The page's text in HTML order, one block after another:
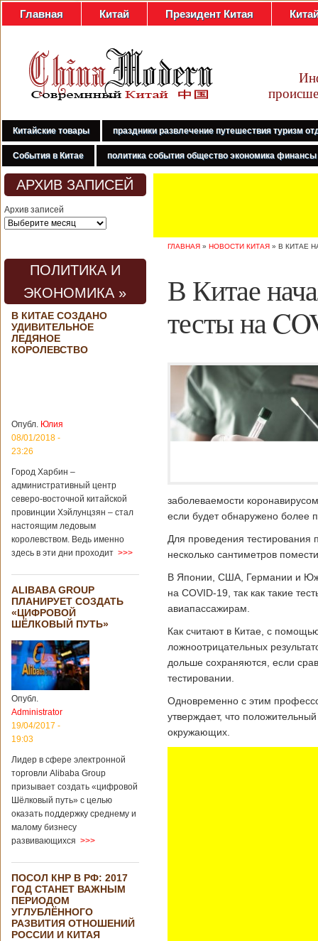
Главная Китай Президент Китая
Китайские товары праздники развлечение путешествия туризм
События в Китае политика события общество экономика финансы
АРХИВ ЗАПИСЕЙ
Архив записей
ПОЛИТИКА И
ЭКОНОМИКА »
В КИТАЕ СОЗДАНО
УДИВИТЕЛЬНОЕ
ЛЕДЯНОЕ
КОРОЛЕВСТВО
Опубл. Юлия
08/01/2018 -
23:26
Город Харбин –
административный центр
северо-восточной китайской
провинции Хэйлунцзян – стал
настоящим ледовым
королевством. Ведь именно
здесь в эти дни проходит >>>
ALIBABA GROUP
ПЛАНИРУЕТ СОЗДАТЬ
«ЦИФРОВОЙ
ШЁЛКОВЫЙ ПУТЬ»
Опубл.
Administrator
19/04/2017 -
19:03
Лидер в сфере электронной
торговли Alibaba Group
призывает создать «цифровой
Шёлковый путь» с целью
оказать поддержку среднему и
малому бизнесу
развивающихся >>>
ПОСОЛ КНР В РФ: 2017
ГОД СТАНЕТ ВАЖНЫМ
ПЕРИОДОМ
УГЛУБЛЁННОГО
РАЗВИТИЯ ОТНОШЕНИЙ
РОССИИ И КИТАЯ
ГЛАВНАЯ » НОВОСТИ КИТАЯ » В КИТАЕ
В Китае
тесты на
заболеваемости
если будет обнаружено более
Для проведения тестирования
несколько сантиметров
В Японии, США, Германии и
на COVID-19, так как такие
авиапассажирам.
Как считают в Китае, с
ложноотрицательных
дольше сохраняются, если
тестировании.
Одновременно с этим
утверждает, что
окружающих.